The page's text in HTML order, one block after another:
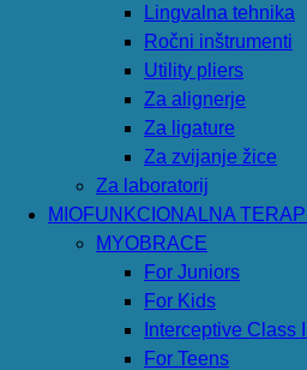
Lingvalna tehnika
Ročni inštrumenti
Utility pliers
Za alignerje
Za ligature
Za zvijanje žice
Za laboratorij
MIOFUNKCIONALNA
MYOBRACE
For Juniors
For Kids
Interceptive Class III
For Teens